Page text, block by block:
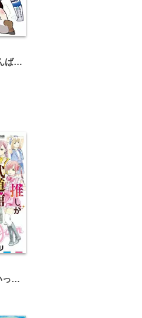
にじさんじ さんばか～にばる
推しが武道館いってくれたら死ぬ